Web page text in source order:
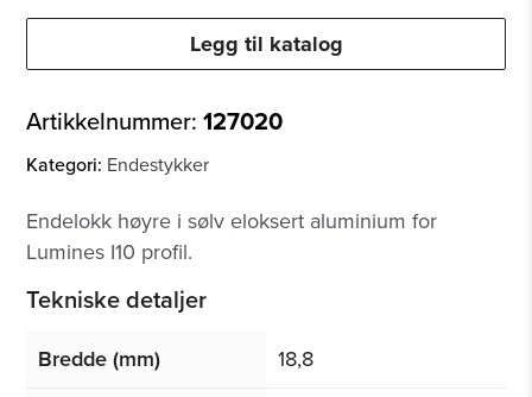
Legg til katalog
Artikkelnummer:127020
Kategori: Endestykker
Endelokk høyre i sølv eloksert aluminium for
Lumines I10 profil.
Tekniske detaljer
Bredde (mm)
18,8